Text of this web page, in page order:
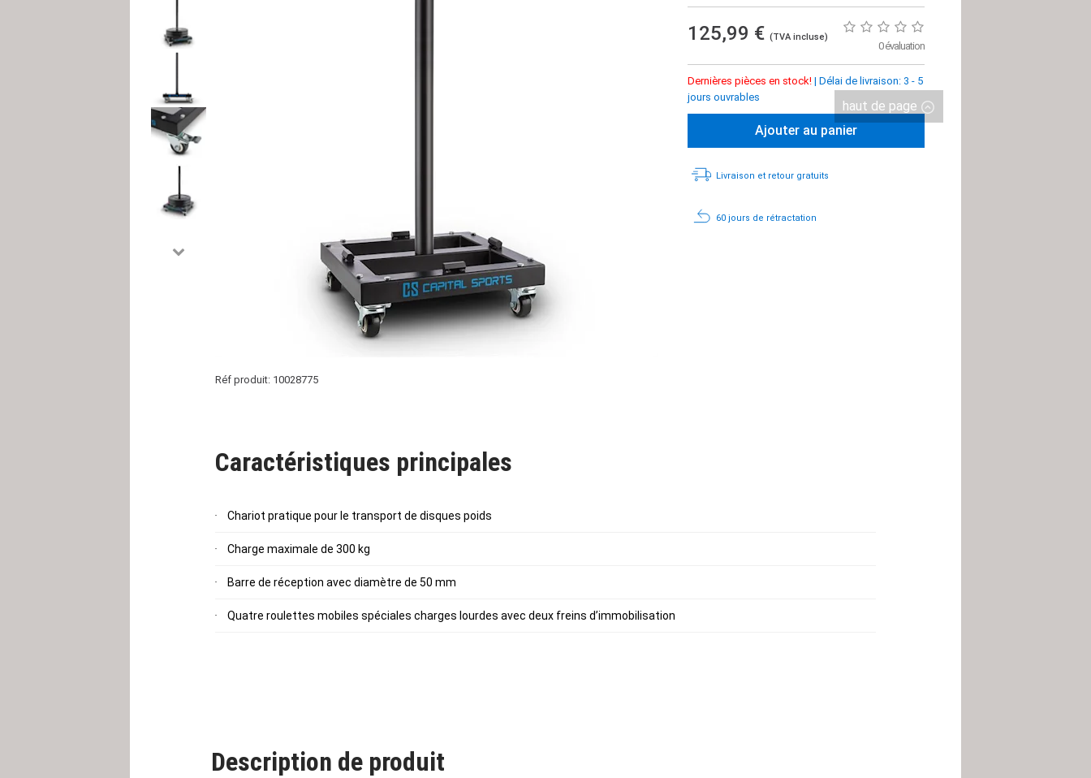
125,99 € (TVA incluse)
0 évaluation
Dernières pièces en stock! | Délai de livraison: 3 - 5
jours ouvrables
Ajouter au panier
Livraison et retour gratuits
60 jours de rétractation
Réf produit: 10028775
Caractéristiques principales
Chariot pratique pour le transport de disques poids
Charge maximale de 300 kg
Barre de réception avec diamètre de 50 mm
Quatre roulettes mobiles spéciales charges lourdes avec deux freins d’immobilisation
Description de produit
haut de page